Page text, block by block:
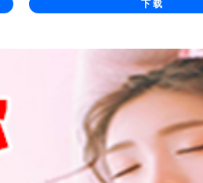
下 载